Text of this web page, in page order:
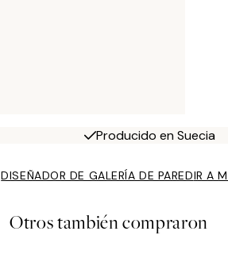
Producido en Suecia
DISEÑADOR DE GALERÍA DE PAREDIR A
Otros también compraron